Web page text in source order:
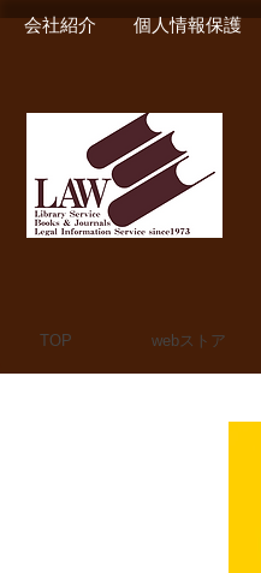
会社紹介 個人情報保護
TOP webストア